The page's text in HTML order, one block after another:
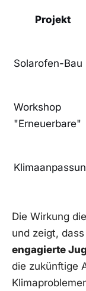
Projekt
Solarofen-Bau
Workshop
‍"Erneuerbare"
Die Wirkung‍
und zeigt, ​dass
engagierte⁣
die zukünftige